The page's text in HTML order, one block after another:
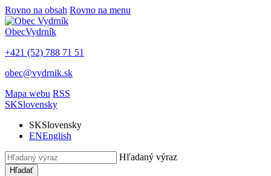
Rovno na obsah Rovno na menu
ObecVydrník
+421 (52) 788 71 51
obec@vydrnik.sk
Mapa webu RSS
SKSlovensky
SKSlovensky
ENEnglish
Hľadaný výraz
Hľadať